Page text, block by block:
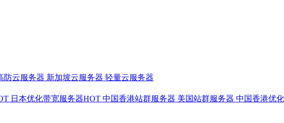
防云服务器 新加坡云服务器 轻量云服务器
日本优化带宽服务器HOT 中国香港站群服务器 美国站群服务器 中国香港优